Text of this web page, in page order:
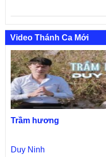
Video Thánh Ca Mới
Trầm hương
Duy Ninh